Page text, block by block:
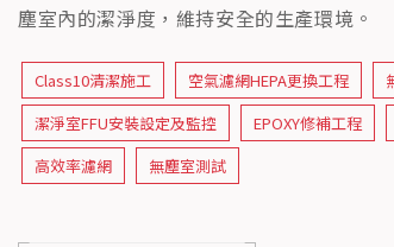
塵室內的潔淨度，維持安全的生產環境。
Class10清潔施工 空氣濾網HEPA更換工程
潔淨室FFU安裝設定及監控
EPOXY修補工程
高效率濾網
無塵室測試